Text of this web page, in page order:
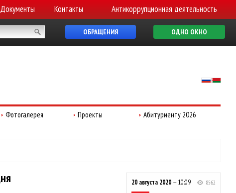
Документы Контакты Антикоррупционная деятельность
ОБРАЩЕНИЯ ОДНО ОКНО
Фотогалерея Проекты Абитуриенту 2026
20 августа 2020 — 10:09 8562